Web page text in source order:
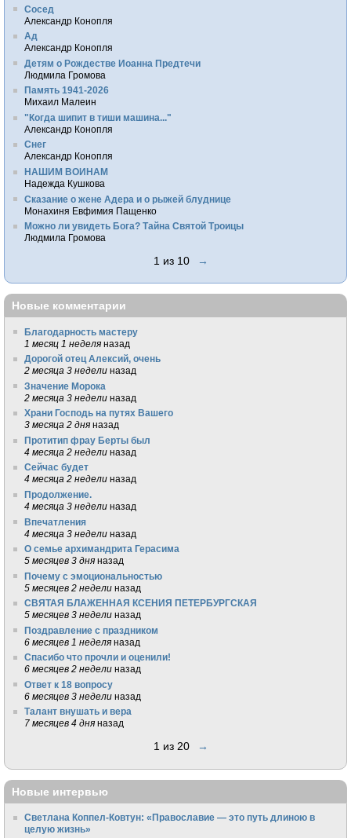
Сосед
Александр Конопля
Ад
Александр Конопля
Детям о Рождестве Иоанна Предтечи
Людмила Громова
Память 1941-2026
Михаил Малеин
"Когда шипит в тиши машина..."
Александр Конопля
Снег
Александр Конопля
НАШИМ ВОИНАМ
Надежда Кушкова
Сказание о жене Адера и о рыжей блуднице
Монахиня Евфимия Пащенко
Можно ли увидеть Бога? Тайна Святой Троицы
Людмила Громова
1 из 10 →
Новые комментарии
Благодарность мастеру
1 месяц 1 неделя назад
Дорогой отец Алексий, очень
2 месяца 3 недели назад
Значение Морока
2 месяца 3 недели назад
Храни Господь на путях Вашего
3 месяца 2 дня назад
Протитип фрау Берты был
4 месяца 2 недели назад
Сейчас будет
4 месяца 2 недели назад
Продолжение.
4 месяца 3 недели назад
Впечатления
4 месяца 3 недели назад
О семье архимандрита Герасима
5 месяцев 3 дня назад
Почему с эмоциональностью
5 месяцев 2 недели назад
СВЯТАЯ БЛАЖЕННАЯ КСЕНИЯ ПЕТЕРБУРГСКАЯ
5 месяцев 3 недели назад
Поздравление с праздником
6 месяцев 1 неделя назад
Спасибо что прочли и оценили!
6 месяцев 2 недели назад
Ответ к 18 вопросу
6 месяцев 3 недели назад
Талант внушать и вера
7 месяцев 4 дня назад
1 из 20 →
Новые интервью
Светлана Коппел-Ковтун: «Православие — это путь длиною в
целую жизнь»